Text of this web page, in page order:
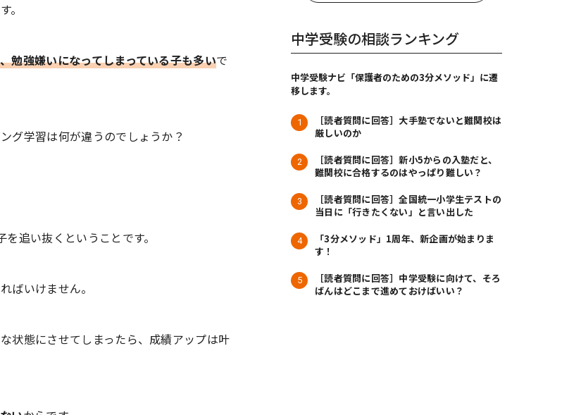
。
勉強嫌いになってしまっている子も多いで
グ学習は何が違うのでしょうか？
追い抜くということです。
ばいけません。
状態にさせてしまったら、成績アップは叶
中学受験の相談ランキング
中学受験ナビ「保護者のための3分メソッド」に遷
移します。
［読者質問に回答］大手塾でないと難関校は
厳しいのか
［読者質問に回答］新小5からの入塾だと、
難関校に合格するのはやっぱり難しい？
［読者質問に回答］全国統一小学生テストの
当日に「行きたくない」と言い出した
「3分メソッド」1周年、新企画が始まりま
す！
［読者質問に回答］中学受験に向けて、そろ
ばんはどこまで進めておけばいい？